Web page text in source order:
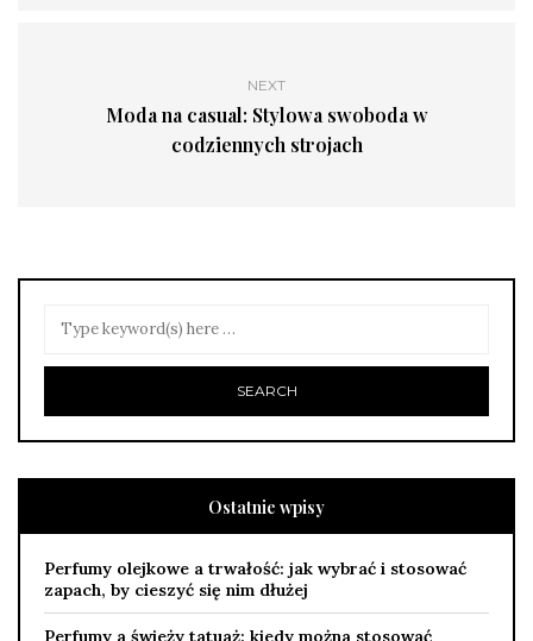
NEXT
Moda na casual: Stylowa swoboda w
codziennych strojach
Ostatnie wpisy
Perfumy olejkowe a trwałość: jak wybrać i stosować
zapach, by cieszyć się nim dłużej
Perfumy a świeży tatuaż: kiedy można stosować